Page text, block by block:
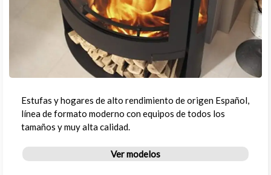
Estufas y hogares de alto rendimiento de origen Español,
línea de formato moderno con equipos de todos los
tamaños y muy alta calidad.
Ver modelos